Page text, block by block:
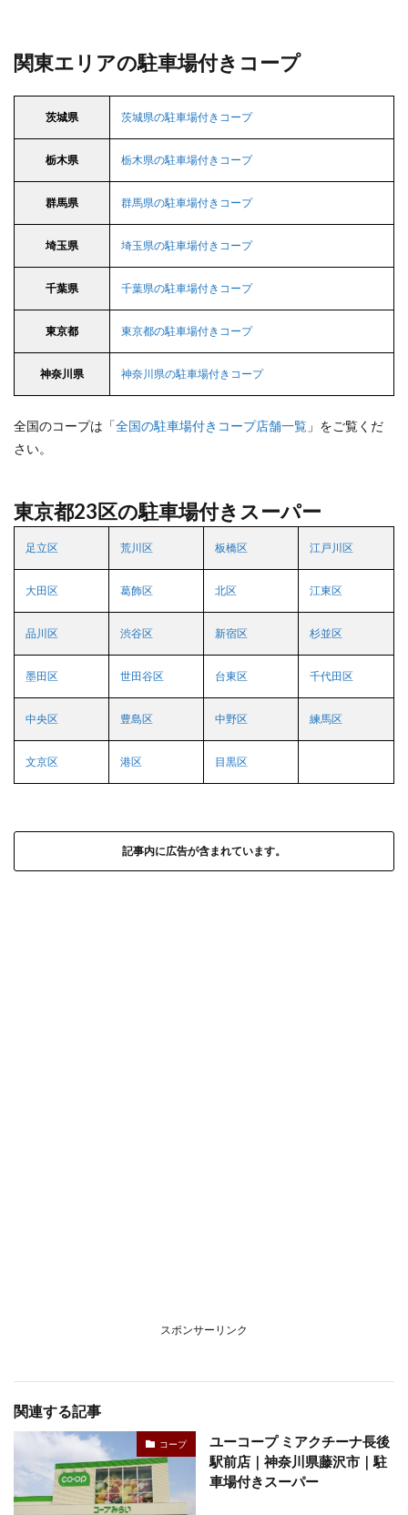
関東エリアの駐車場付きコープ
茨城県 茨城県の駐車場付きコープ
栃木県 栃木県の駐車場付きコープ
群馬県 群馬県の駐車場付きコープ
埼玉県 埼玉県の駐車場付きコープ
千葉県 千葉県の駐車場付きコープ
東京都 東京都の駐車場付きコープ
神奈川県 神奈川県の駐車場付きコープ
全国のコープは「全国の駐車場付きコープ店舗一覧 」をご覧くだ
さい。
東京都23区の駐車場付きスーパー
足立区 荒川区 板橋区 江戸川区
大田区 葛飾区 北区 江東区
品川区 渋谷区 新宿区 杉並区
墨田区 世田谷区 台東区 千代田区
中央区 豊島区 中野区 練馬区
文京区 港区 目黒区
記事内に広告が含まれています。
スポンサーリンク
関連する記事
コープ
ユーコープ ミアクチーナ長後
駅前店｜神奈川県藤沢市｜駐
車場付きスーパー